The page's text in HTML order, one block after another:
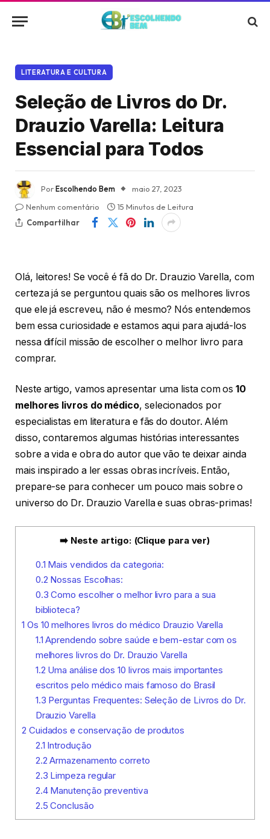
LITERATURA E CULTURA
Seleção de Livros do Dr.
Drauzio Varella: Leitura
Essencial para Todos
PorEscolhendo Bem
maio 27, 2023
Nenhum comentário
15 Minutos de Leitura
Compartilhar
Olá, leitores! Se você é fã do Dr. Drauzio Varella, com
certeza já se perguntou quais são os melhores livros
que ele já escreveu, não é mesmo? Nós entendemos
bem essa curiosidade e estamos aqui para ajudá-los
nessa difícil missão de escolher o melhor livro para
comprar.
Neste artigo, vamos apresentar uma lista com os10
melhores livros do médico, selecionados por
especialistas em literatura e fãs do doutor. Além
disso, contaremos algumas histórias interessantes
sobre a vida e obra do autor que vão te deixar ainda
mais inspirado a ler essas obras incríveis. Então,
prepare-se para conhecer um pouco mais sobre o
universo do Dr. Drauzio Varella e suas obras-primas!
➡️ Neste artigo: (Clique para ver)
0.1 Mais vendidos da categoria:
0.2 Nossas Escolhas:
0.3 Como escolher o melhor livro para a sua
biblioteca?
1 Os 10 melhores livros do médico Drauzio Varella
1.1 Aprendendo sobre saúde e bem-estar com os
melhores livros do Dr. Drauzio Varella
1.2 Uma análise dos 10 livros mais importantes
escritos pelo médico mais famoso do Brasil
1.3 Perguntas Frequentes: Seleção de Livros do Dr.
Drauzio Varella
2 Cuidados e conservação de produtos
2.1 Introdução
2.2 Armazenamento correto
2.3 Limpeza regular
2.4Manutenção preventiva
2.5 Conclusão